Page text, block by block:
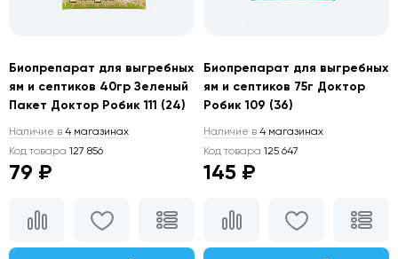
Биопрепарат для выгребных
ям и септиков 40гр Зеленый
Пакет Доктор Робик 111 (24)
Наличие в 4 магазинах
Код товара 127 856
79 ₽
Биопрепарат для выгребных
ям и септиков 75г Доктор
Робик 109 (36)
Наличие в 4 магазинах
Код товара 125 647
145 ₽